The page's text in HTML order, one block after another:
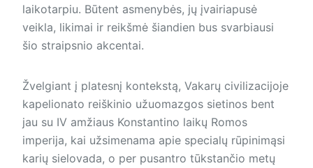
laikotarpiu. Būtent asmenybės, jų įvairiapusė
veikla, likimai ir reikšmė šiandien bus svarbiausi
šio straipsnio akcentai.
Žvelgiant į platesnį kontekstą, Vakarų civilizacijoje
kapelionato reiškinio užuomazgos sietinos bent
jau su IV amžiaus Konstantino laikų Romos
imperija, kai užsimenama apie specialų rūpinimąsi
karių sielovada, o per pusantro tūkstančio metų